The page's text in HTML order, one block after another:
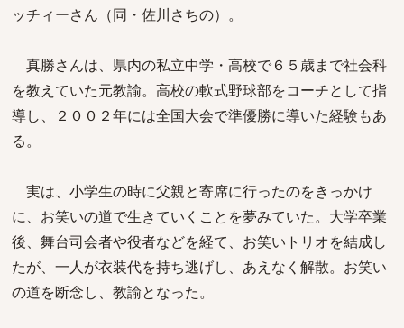
ッチィーさん（同・佐川さちの）。
真勝さんは、県内の私立中学・高校で６５歳まで社会科
を教えていた元教諭。高校の軟式野球部をコーチとして指
導し、２００２年には全国大会で準優勝に導いた経験もあ
る。
実は、小学生の時に父親と寄席に行ったのをきっかけ
に、お笑いの道で生きていくことを夢みていた。大学卒業
後、舞台司会者や役者などを経て、お笑いトリオを結成し
たが、一人が衣装代を持ち逃げし、あえなく解散。お笑い
の道を断念し、教諭となった。